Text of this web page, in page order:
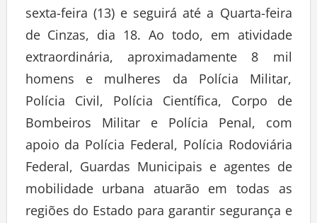
sexta-feira (13) e seguirá até a Quarta-feira
de Cinzas, dia 18. Ao todo, em atividade
extraordinária, aproximadamente 8 mil
homens e mulheres da Polícia Militar,
Polícia Civil, Polícia Científica, Corpo de
Bombeiros Militar e Polícia Penal, com
apoio da Polícia Federal, Polícia Rodoviária
Federal, Guardas Municipais e agentes de
mobilidade urbana atuarão em todas as
regiões do Estado para garantir segurança e